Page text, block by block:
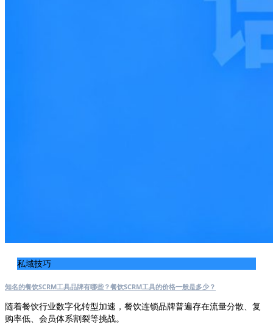
私域技巧
知名的餐饮SCRM工具品牌有哪些？餐饮SCRM工具的价格一般是多少？
随着餐饮行业数字化转型加速，餐饮连锁品牌普遍存在流量分散、复
购率低、会员体系割裂等挑战。